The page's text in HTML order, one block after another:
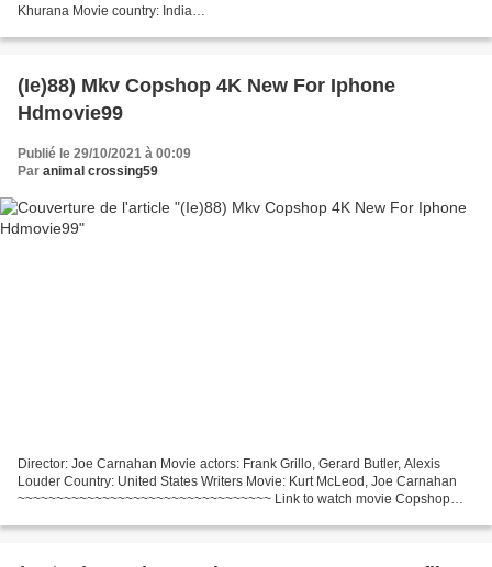
Khurana Movie country: India
(2021) Rashmi Rocket Release...
(Ie)88) Mkv Copshop 4K New For Iphone
Hdmovie99
Publié le 29/10/2021 à 00:09
Par animal crossing59
Director: Joe Carnahan Movie actors: Frank Grillo, Gerard Butler, Alexis
Louder Country: United States Writers Movie: Kurt McLeod, Joe Carnahan
~~~~~~~~~~~~~~~~~~~~~~~~~~~~~~~~~ Link to watch movie Copshop